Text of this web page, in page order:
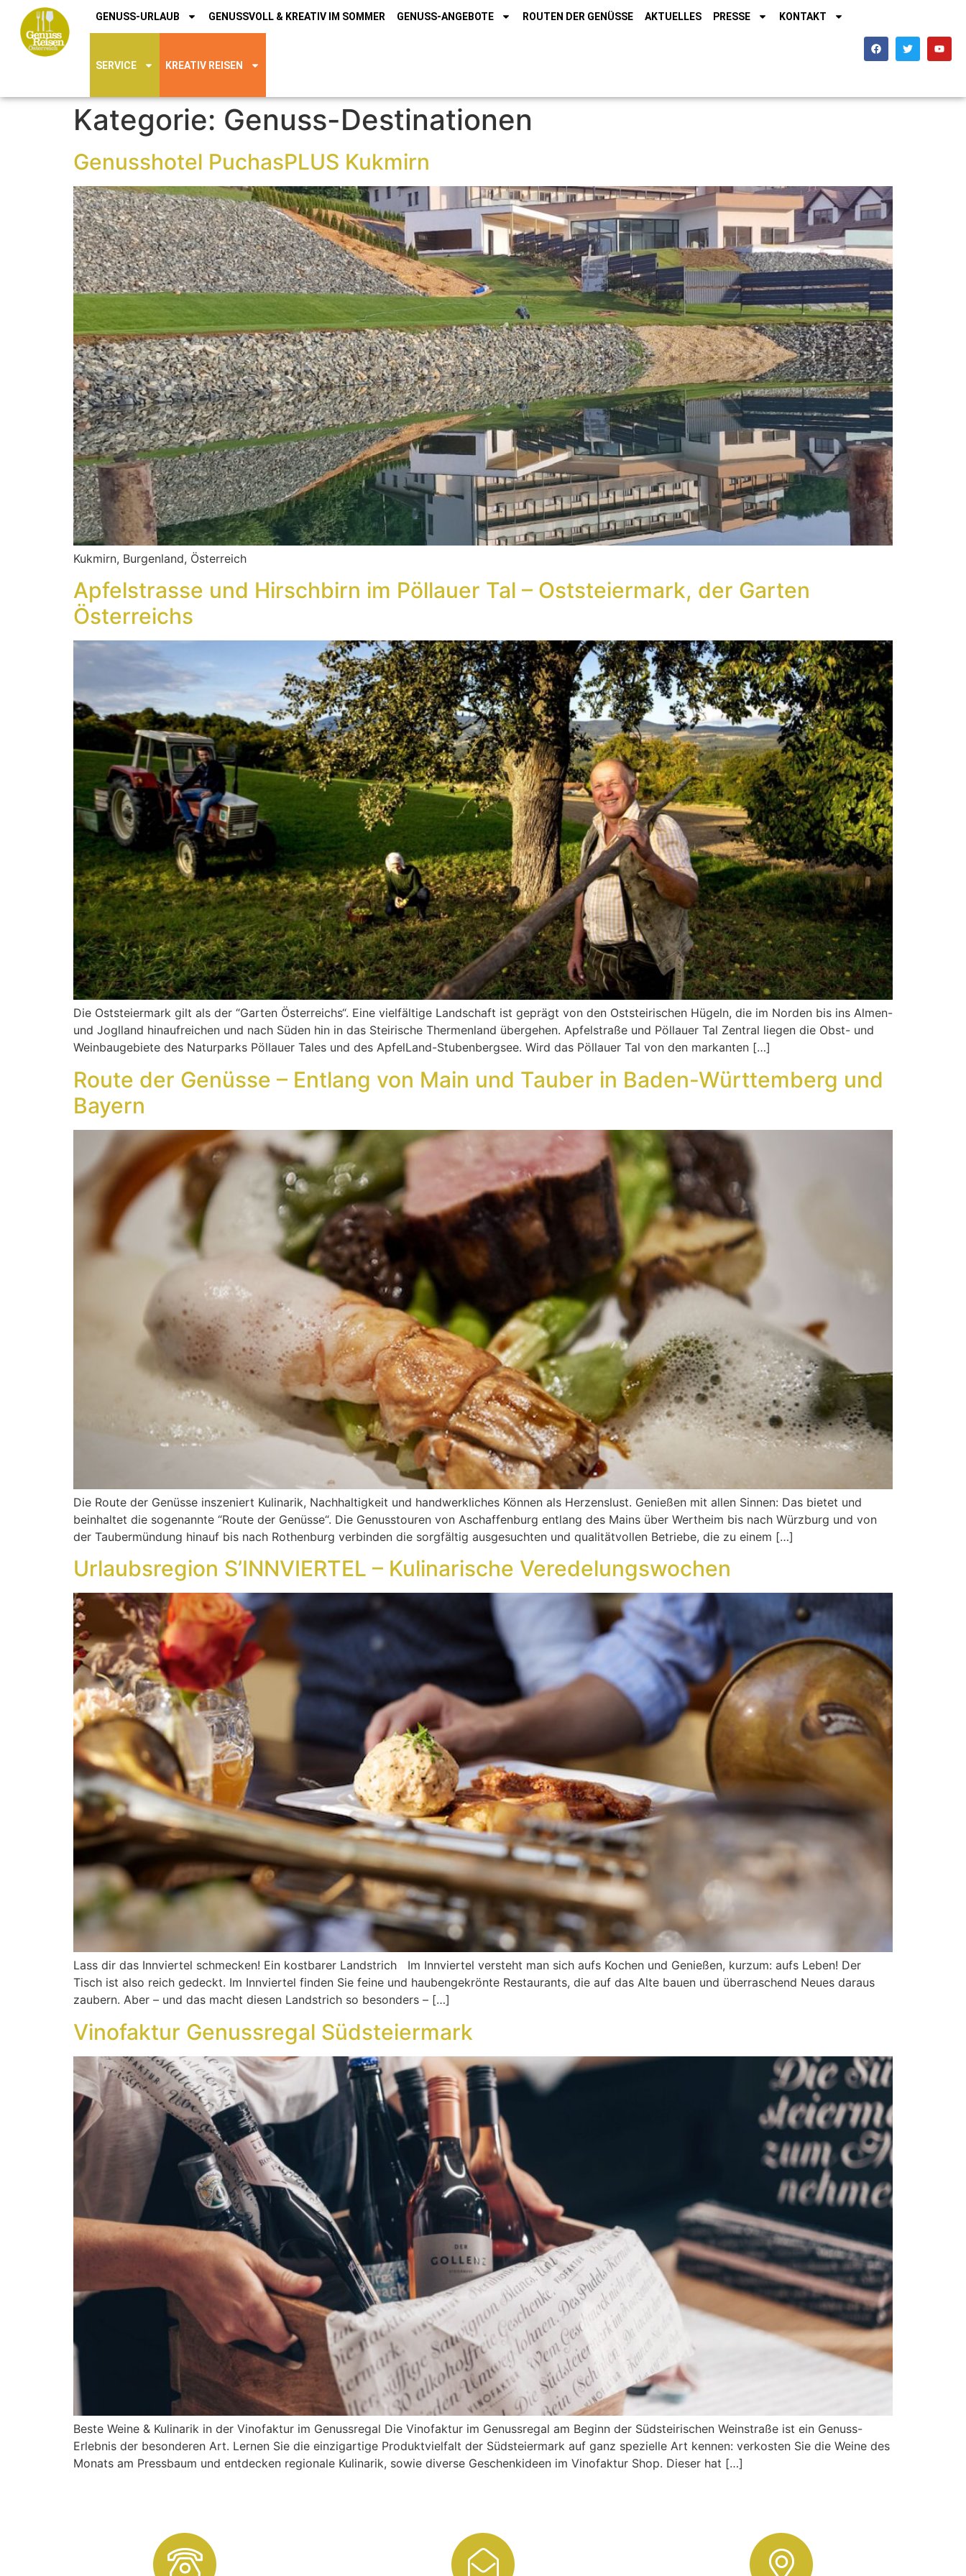
GENUSS-URLAUB GENUSSVOLL & KREATIV IM SOMMER GENUSS-ANGEBOTE ROUTEN DER GENÜSSE AKTUELLES PRESSE KONTAKT
SERVICE KREATIV REISEN
Kategorie: Genuss-Destinationen
Genusshotel PuchasPLUS Kukmirn
Kukmirn, Burgenland, Österreich
Apfelstrasse und Hirschbirn im Pöllauer Tal – Oststeiermark, der Garten
Österreichs
Die Oststeiermark gilt als der “Garten Österreichs“. Eine vielfältige Landschaft ist geprägt von den Oststeirischen Hügeln, die im Norden bis ins Almen-
und Joglland hinaufreichen und nach Süden hin in das Steirische Thermenland übergehen. Apfelstraße und Pöllauer Tal Zentral liegen die Obst- und
Weinbaugebiete des Naturparks Pöllauer Tales und des ApfelLand-Stubenbergsee. Wird das Pöllauer Tal von den markanten […]
Route der Genüsse – Entlang von Main und Tauber in Baden-Württemberg und
Bayern
Die Route der Genüsse inszeniert Kulinarik, Nachhaltigkeit und handwerkliches Können als Herzenslust. Genießen mit allen Sinnen: Das bietet und
beinhaltet die sogenannte “Route der Genüsse“. Die Genusstouren von Aschaffenburg entlang des Mains über Wertheim bis nach Würzburg und von
der Taubermündung hinauf bis nach Rothenburg verbinden die sorgfältig ausgesuchten und qualitätvollen Betriebe, die zu einem […]
Urlaubsregion S’INNVIERTEL – Kulinarische Veredelungswochen
Lass dir das Innviertel schmecken! Ein kostbarer Landstrich Im Innviertel versteht man sich aufs Kochen und Genießen, kurzum: aufs Leben! Der
Tisch ist also reich gedeckt. Im Innviertel finden Sie feine und haubengekrönte Restaurants, die auf das Alte bauen und überraschend Neues daraus
zaubern. Aber – und das macht diesen Landstrich so besonders – […]
Vinofaktur Genussregal Südsteiermark
Beste Weine & Kulinarik in der Vinofaktur im Genussregal Die Vinofaktur im Genussregal am Beginn der Südsteirischen Weinstraße ist ein Genuss-
Erlebnis der besonderen Art. Lernen Sie die einzigartige Produktvielfalt der Südsteiermark auf ganz spezielle Art kennen: verkosten Sie die Weine des
Monats am Pressbaum und entdecken regionale Kulinarik, sowie diverse Geschenkideen im Vinofaktur Shop. Dieser hat […]